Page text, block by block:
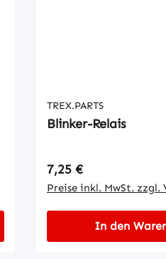
TREX.PARTS
Blinker-Relais
Regulärer Preis:
7,25 €
Preise inkl. MwSt. zzgl.
In den